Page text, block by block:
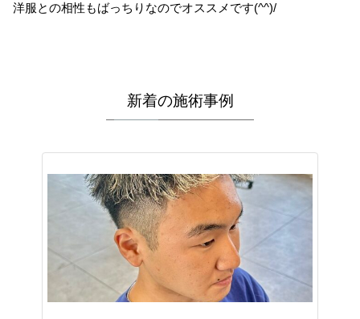
洋服との相性もばっちりなのでオススメです(^^)/
新着の施術事例